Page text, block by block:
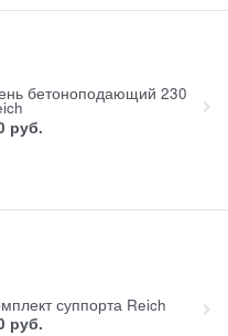
бетоноподающий 230
руб.
суппорта Reich
руб.